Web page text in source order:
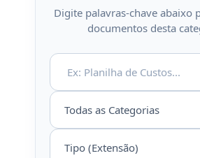
Digite palavras-chave abaixo
documentos desta
Todas as Categorias